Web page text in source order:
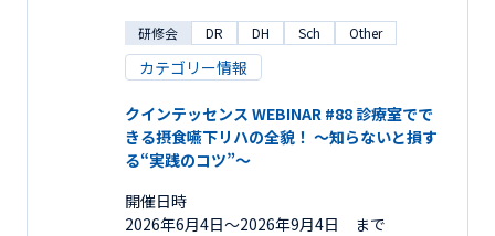
研修会 DR DH Sch Other
カテゴリー情報
クインテッセンス WEBINAR #88 診療室でで
きる摂食嚥下リハの全貌！ ～知らないと損す
る“実践のコツ”～
開催日時
2026年6月4日〜2026年9月4日 まで